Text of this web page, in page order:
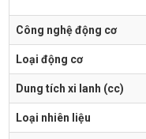
Công nghệ động cơ
Loại động cơ
Dung tích xi lanh (cc)
Loại nhiên liệu